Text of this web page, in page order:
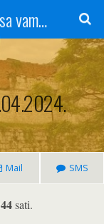
Radio Gradačac - 56 godina sa vama...
Mail SMS
sati.